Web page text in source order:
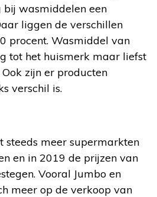
bij wasmiddelen een
liggen de verschillen
procent. Wasmiddel van
tot het huismerk maar liefst
zijn er producten
verschil is.
steeds meer supermarkten
en in 2019 de prijzen van
Vooral Jumbo en
meer op de verkoop van